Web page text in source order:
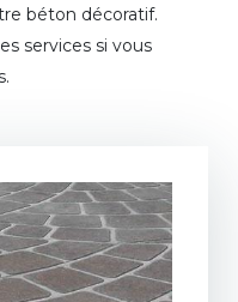
béton décoratif.
services si vous